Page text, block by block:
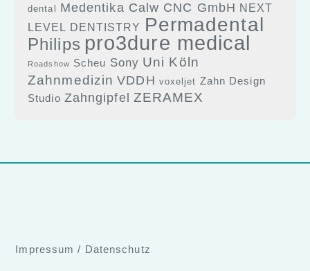
dental
Medentika Calw CNC GmbH NEXT
LEVEL DENTISTRY Permadental
Philips pro3dure medical
Roadshow Scheu Sony Uni Köln
Zahnmedizin VDDH voxeljet Zahn Design
Studio Zahngipfel ZERAMEX
Impressum / Datenschutz